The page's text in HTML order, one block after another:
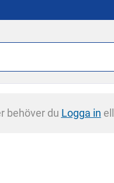
behöver du Logga in